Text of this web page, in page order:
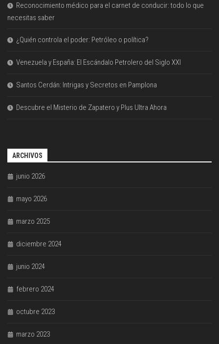
Reconocimiento médico para el carnet de conducir: todo lo que
necesitas saber
¿Quién controla el poder: Petróleo o política?
Venezuela y España: El Escándalo Petrolero del Siglo XXI
Santos Cerdán: Intrigas y Secretos en Pamplona
Descubre el Misterio de Zapatero y Plus Ultra Ahora
ARCHIVOS
junio 2026
mayo 2026
marzo 2025
diciembre 2024
junio 2024
febrero 2024
octubre 2023
marzo 2023